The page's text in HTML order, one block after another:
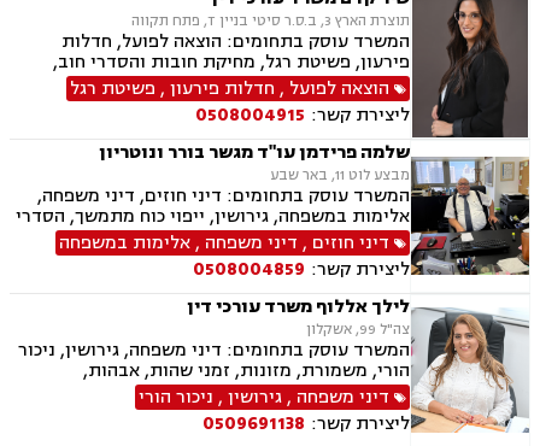
תוצרת הארץ 3, ב.ס.ר סיטי בניין T, פתח תקווה
המשרד עוסק בתחומים: הוצאה לפועל, חדלות
פירעון, פשיטת רגל, מחיקת חובות והסדרי חוב,
ירושות וצוואות, ייפוי כוח מתמשך
הוצאה לפועל , חדלות פירעון, פשיטת רגל
ליצירת קשר: 0508004915
שלמה פרידמן עו"ד מגשר בורר ונוטריון
מבצע לוט 11, באר שבע
המשרד עוסק בתחומים: דיני חוזים, דיני משפחה,
אלימות במשפחה, גירושין, ייפוי כוח מתמשך, הסדרי
ראיה, מזונות, ירושות וצוואות, הסכמי ממון, גישור
במשפחה, חדלות פירעון, דיני עבודה, זכויות נשים
בהריון, עסקאות מכר דירה
דיני חוזים , דיני משפחה ,אלימות במשפחה
ליצירת קשר: 0508004859
לילך אללוף משרד עורכי דין
צה"ל 99, אשקלון
המשרד עוסק בתחומים: דיני משפחה, גירושין, ניכור
הורי, משמורת, מזונות, זמני שהות, אבהות,
אפוטרופסות, גישור, חוק הנוער, חלוקת רכוש, ייפוי
כוח מתמשך חדלות פירעון, הוצאה לפועל, מחיקת
והסדרי חובות, פשיטת רגל.
דיני משפחה ,גירושין, ניכור הורי
ליצירת קשר: 0509691138